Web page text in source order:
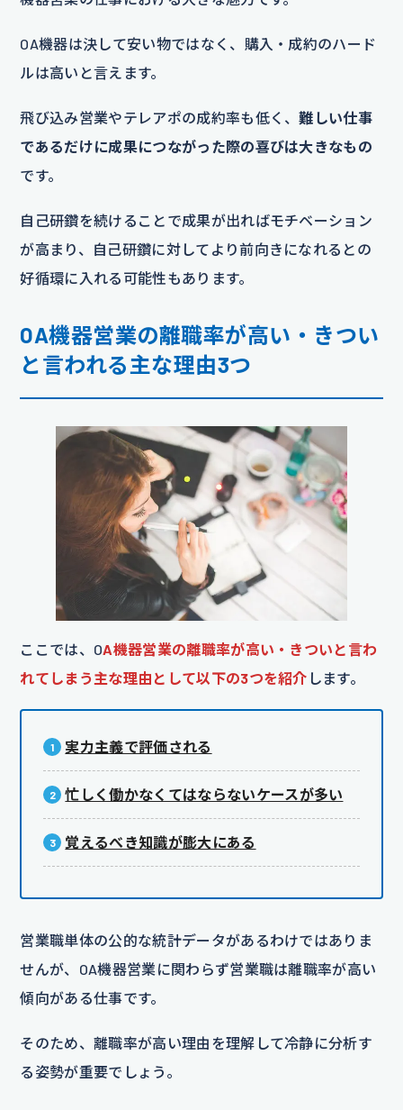
OA機器は決して安い物ではなく、購入・成約のハード
ルは高いと言えます。
飛び込み営業やテレアポの成約率も低く、難しい仕事
であるだけに成果につながった際の喜びは大きなもの
です。
自己研鑽を続けることで成果が出ればモチベーション
が高まり、自己研鑽に対してより前向きになれるとの
好循環に入れる可能性もあります。
OA機器営業の離職率が高い・きつい
と言われる主な理由3つ
ここでは、OA機器営業の離職率が高い・きついと言わ
れてしまう主な理由として以下の3つを紹介 します。
実力主義で評価される
忙しく働かなくてはならないケースが多い
覚えるべき知識が膨大にある
営業職単体の公的な統計データがあるわけではありま
せんが、OA機器営業に関わらず営業職は離職率が高い
傾向がある仕事です。
そのため、離職率が高い理由を理解して冷静に分析す
る姿勢が重要でしょう。